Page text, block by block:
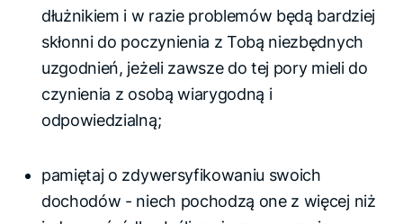
dłużnikiem i w razie problemów będą bardziej
skłonni do poczynienia z Tobą niezbędnych
uzgodnień, jeżeli zawsze do tej pory mieli do
czynienia z osobą wiarygodną i
odpowiedzialną;
pamiętaj o zdywersyfikowaniu swoich
dochodów - niech pochodzą one z więcej niż